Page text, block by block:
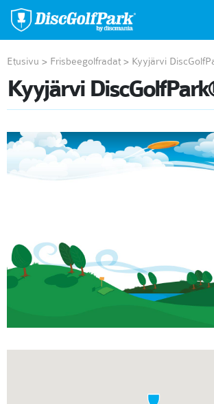
Etusivu > Frisbeegolfradat > Kyyjärvi
Kyyjärvi